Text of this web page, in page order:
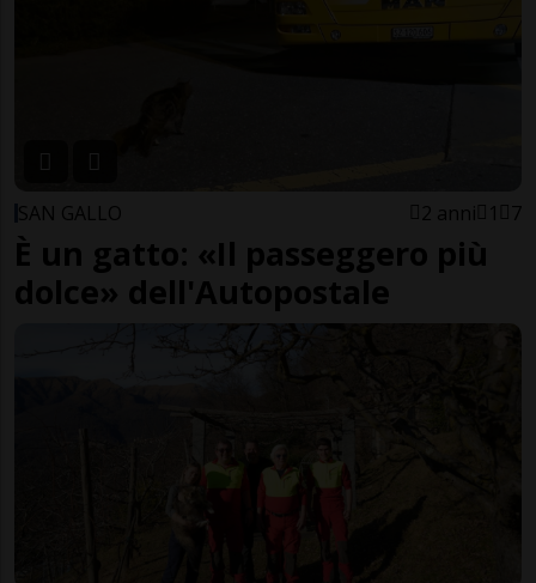
SAN GALLO 2 anni 1 7
È un gatto: «Il passeggero più
dolce» dell'Autopostale